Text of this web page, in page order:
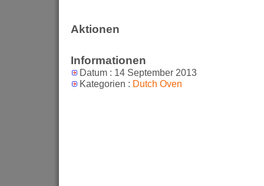
Aktionen
Informationen
Datum : 14 September 2013
Kategorien : Dutch Oven